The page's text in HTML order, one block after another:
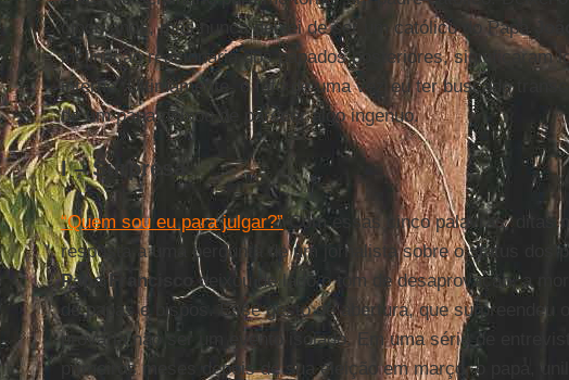
cinco anos, mas nunca deixei de ser um católico do Papa
inclinação reacionária dos papados posteriores, significaram
interno. Ultimamente, o fato de uma vez eu ter buscado
de um papa deixou de parecer algo ingenuo.
I – Surpresa
“Quem sou eu para julgar?”Com essas cinco palavras, ditas
resposta a uma pergunta de um jornalista sobre o status dos
Papa Franciscodeixou de lado o tom de desaprovação, a
de papas e bispos. Esse gesto de abertura, que surpreendeu
provaria não ser um evento isolado. Em uma série de
primeiros meses depois de sua eleição em março, o papa,